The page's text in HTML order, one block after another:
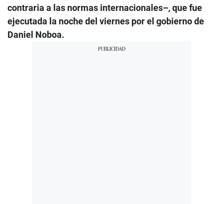
contraria a las normas internacionales–, que fue
ejecutada la noche del viernes por el gobierno de
Daniel Noboa.